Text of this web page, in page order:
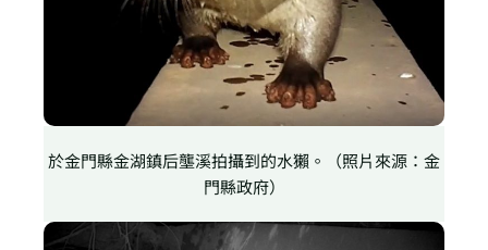
於金門縣金湖鎮后壟溪拍攝到的水獺。（照片來源：金
門縣政府）